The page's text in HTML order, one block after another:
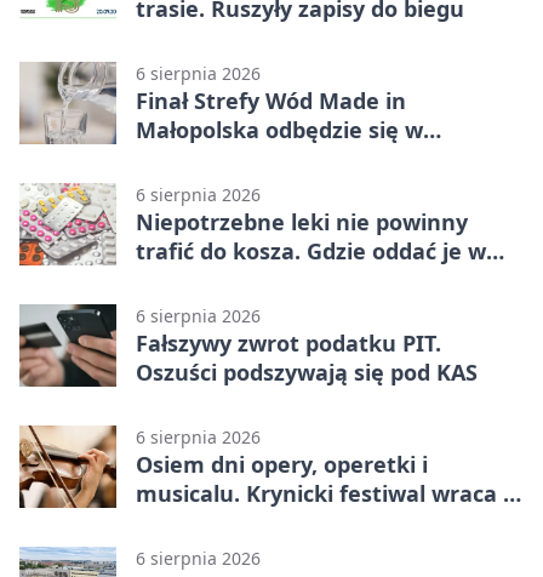
trasie. Ruszyły zapisy do biegu
6 sierpnia 2026
Finał Strefy Wód Made in
Małopolska odbędzie się w
6 sierpnia 2026
Niepotrzebne leki nie powinny
trafić do kosza. Gdzie oddać je w
6 sierpnia 2026
Fałszywy zwrot podatku PIT.
Oszuści podszywają się pod KAS
6 sierpnia 2026
Osiem dni opery, operetki i
musicalu. Krynicki festiwal wraca z
6 sierpnia 2026